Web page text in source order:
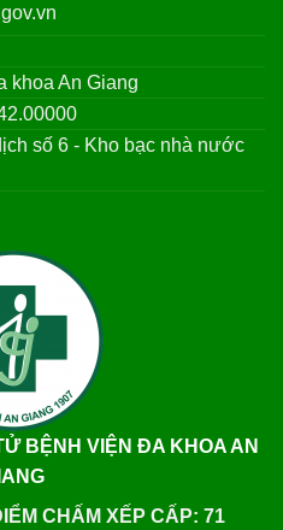
khoa An Giang
số 6 - Kho bạc nhà nước
BỆNH VIỆN ĐA KHOA AN
CHẤM XẾP CẤP: 71